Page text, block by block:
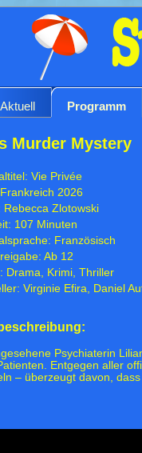
Aktuell Programm
Murder Mystery
Vie Privée
Frankreich 2026
Rebecca Zlotowski
107 Minuten
Französisch
Ab 12
Drama, Krimi, Thriller
Virginie Efira, Daniel
Psychiaterin
Entgegen aller
– überzeugt davon,